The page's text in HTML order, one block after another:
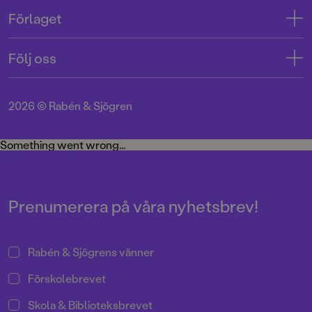
Tryckerigatan 4
103 12 Stockholm
Org.nr: 556045-7748
Kundservice
Användarvillkor intressenter
Integritetspolicy
Cookie Policy
Förlaget
Jobba hos oss
Miljö och hållbarhet
Följ oss
Instagram
Twitter
2026 © Rabén & Sjögren
Something went wrong...
Prenumerera på våra nyhetsbrev!
Rabén & Sjögrens vänner
Förskolebrevet
Skola & Biblioteksbrevet